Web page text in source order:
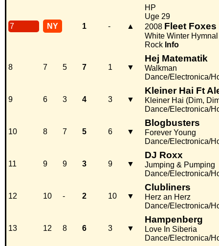
7 NY 1 - ▲
HP
Uge 29
2008 Fleet Foxes
White Winter Hymnal
Rock Info
8 7 5 7 1 ▼
Hej Matematik
Walkman
Dance/Electronica/
9 6 3 4 3 ▼
Kleiner Hai Ft
Kleiner Hai (Dim,
Dance/Electronica/
10 8 7 5 6 ▼
Blogbusters
Forever Young
Dance/Electronica/
11 9 9 3 9 ▼
DJ Roxx
Jumping & Pumping
Dance/Electronica/
12 10 - 2 10 ▼
Clubliners
Herz an Herz
Dance/Electronica/
13 12 8 6 3 ▼
Hampenberg
Love In Siberia
Dance/Electronica/